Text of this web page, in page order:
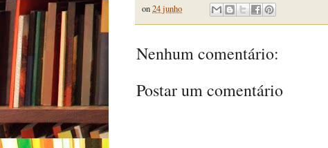
on24 junho
Nenhum comentário:
Postar um comentário